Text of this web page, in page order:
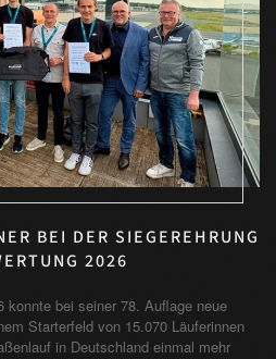
BEI DER SIEGEREHRUNG
2026
konnte bei seiner 78. Auflage neue
Starterfeld von 15.070 Läuferinnen
in Deutschland einmal mehr